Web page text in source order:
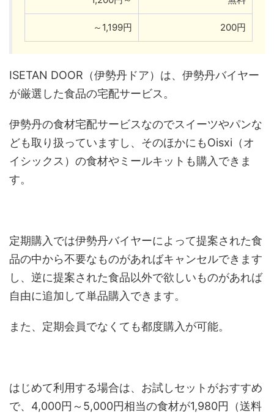
～1,199円 200円
ISETAN DOOR（伊勢丹ドア）は、伊勢丹バイヤー
が厳選した食品の宅配サービス。
伊勢丹の食材宅配サービスなのでスイーツやパンな
ども取り扱っていますし、そのほかにもOisxi（オ
イシックス）の食材やミールキットも購入できま
す。
定期購入では伊勢丹バイヤーによって提案された食
品の中から不要なものがあればキャンセルできます
し、逆に提案された食品以外で欲しいものがあれば
自由に追加して単品購入できます。
また、定期会員でなくても都度購入が可能。
はじめて利用する場合は、お試しセットがおすすめ
で、4,000円～5,000円相当の食材が1,980円（送料